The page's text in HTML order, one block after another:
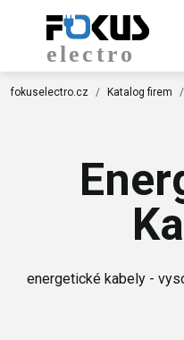
fokuselectro.cz Katalog firem
energetické kabely -